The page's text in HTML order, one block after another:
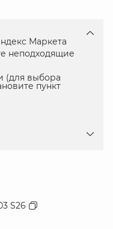
Маркета
неподходящие
(для выбора
пункт
S26